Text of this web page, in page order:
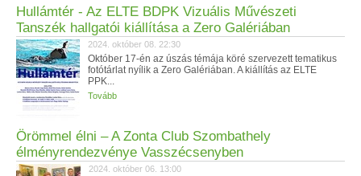
Hullámtér - Az ELTE BDPK Vizuális Művészeti
Tanszék hallgatói kiállítása a Zero Galériában
2024. október 08. 22:30
Október 17-én az úszás témája köré szervezett tematikus
fotótárlat nyílik a Zero Galériában. A kiállítás az ELTE
PPK...
Tovább
Örömmel élni – A Zonta Club Szombathely
élményrendezvénye Vasszécsenyben
2024. október 06. 13:00